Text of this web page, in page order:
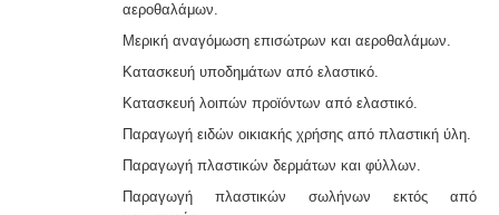
αεροθαλάμων.
Μερική αναγόμωση επισώτρων και αεροθαλάμων.
Κατασκευή υποδημάτων από ελαστικό.
Κατασκευή λοιπών προϊόντων από ελαστικό.
Παραγωγή ειδών οικιακής χρήσης από πλαστική ύλη.
Παραγωγή πλαστικών δερμάτων και φύλλων.
Παραγωγή πλαστικών σωλήνων εκτός από